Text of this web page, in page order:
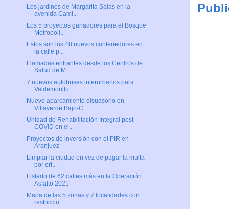
Los jardines de Margarita Salas en la
avenida Cami...
Los 5 proyectos ganadores para el Bosque
Metropoli...
Estos son los 48 nuevos contenedores en
la calle p...
Llamadas entrantes desde los Centros de
Salud de M...
7 nuevos autobuses interurbanos para
Valdemorillo ...
Nuevo aparcamiento disuasorio en
Villaverde Bajo-C...
Unidad de Rehabilitación Integral post-
COVID en el...
Proyectos de inversión con el PIR en
Aranjuez
Limpiar la ciudad en vez de pagar la multa
por ori...
Listado de 62 calles más en la Operación
Asfalto 2021
Mapa de las 5 zonas y 7 localidades con
restriccio...